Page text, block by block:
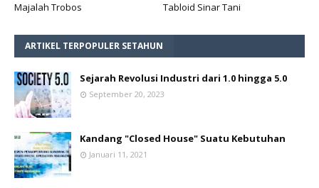
Majalah Trobos
Tabloid Sinar Tani
ARTIKEL TERPOPULER SETAHUN
Sejarah Revolusi Industri dari 1.0 hingga 5.0
September 20, 2023
Kandang "Closed House" Suatu Kebutuhan
Januari 11, 2021